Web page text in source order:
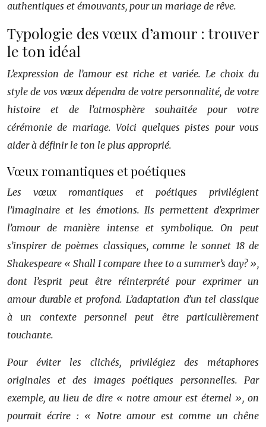
authentiques et émouvants, pour un mariage de rêve.
Typologie des vœux d’amour : trouver
le ton idéal
L’expression de l’amour est riche et variée. Le choix du
style de vos vœux dépendra de votre personnalité, de votre
histoire et de l’atmosphère souhaitée pour votre
cérémonie de mariage. Voici quelques pistes pour vous
aider à définir le ton le plus approprié.
Vœux romantiques et poétiques
Les vœux romantiques et poétiques privilégient
l’imaginaire et les émotions. Ils permettent d’exprimer
l’amour de manière intense et symbolique. On peut
s’inspirer de poèmes classiques, comme le sonnet 18 de
Shakespeare « Shall I compare thee to a summer’s day? »,
dont l’esprit peut être réinterprété pour exprimer un
amour durable et profond. L’adaptation d’un tel classique
à un contexte personnel peut être particulièrement
touchante.
Pour éviter les clichés, privilégiez des métaphores
originales et des images poétiques personnelles. Par
exemple, au lieu de dire « notre amour est éternel », on
pourrait écrire : « Notre amour est comme un chêne